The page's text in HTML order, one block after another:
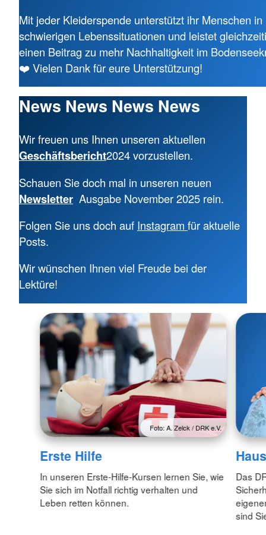
Mit jeder Kleiderspende unterstützt ihr Menschen in
schwierigen Lebenssituationen und leistet
einen Beitrag zu mehr Nachhaltigkeit im
❤️ Vielen Dank für eure Unterstützung!
News News News News
Wir freuen uns Ihnen unseren aktuellen
Geschäftsbericht2024 vorzustellen.
Schauen Sie doch mal in unseren neuen
Newsletter Ausgabe November 2025 rein.
Folgen Sie uns doch auf Instagram für aktuelle
Posts.
Wir wünschen Ihnen viel Freude bei der
Lektüre!
Foto: A. Zelck / DRK e.V.
Erste Hilfe
In unseren Erste-Hilfe-Kursen lernen Sie, wie
Sie sich im Notfall richtig verhalten und
Leben retten können.
Das
sind